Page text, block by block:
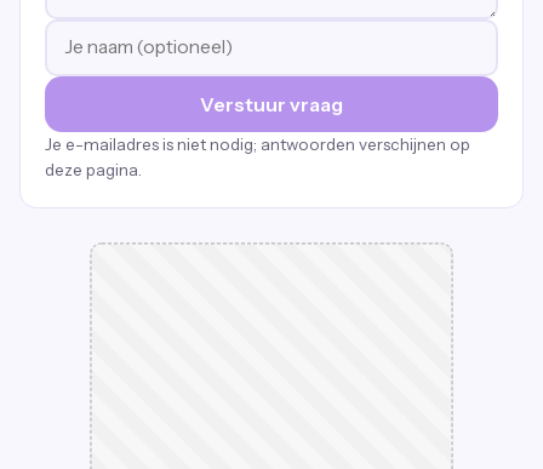
Verstuur vraag
Je e-mailadres is niet nodig; antwoorden verschijnen op
deze pagina.